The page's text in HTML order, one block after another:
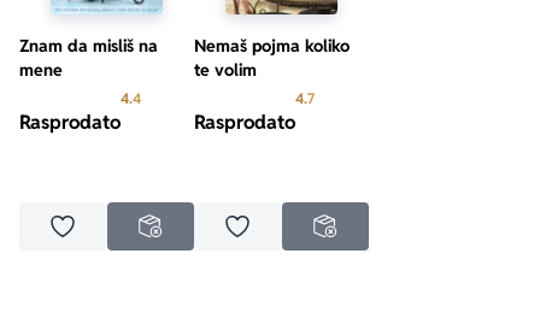
Znam da misliš na
mene
4.4Prosecna ocena je 4.4 od 5
Rasprodato
Dodaj u omiljeneNEDOSTUPNO
Nemaš pojma koliko
te volim
4.7Prosecna ocena je 4.7 od 5
Rasprodato
Dodaj u omiljeneNEDOSTUPNO